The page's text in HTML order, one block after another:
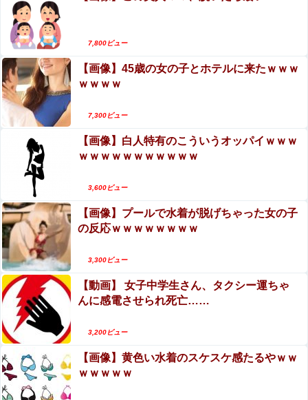
7,800ビュー
【画像】45歳の女の子とホテルに来たｗｗｗ
ｗｗｗｗ
7,300ビュー
【画像】白人特有のこういうオッパイｗｗｗ
ｗｗｗｗｗｗｗｗｗｗｗ
3,600ビュー
【画像】プールで水着が脱げちゃった女の子
の反応ｗｗｗｗｗｗｗｗ
3,300ビュー
【動画】 女子中学生さん、タクシー運ちゃ
んに感電させられ死亡……
3,200ビュー
【画像】黄色い水着のスケスケ感たるやｗｗ
ｗｗｗｗｗ